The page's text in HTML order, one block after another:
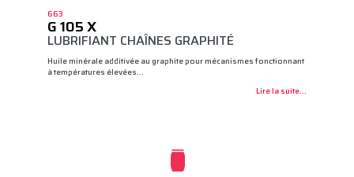
663
G 105 X
LUBRIFIANT CHAÎNES GRAPHITÉ
Huile minérale additivée au graphite pour mécanismes fonctionnant
à températures élevées…
Lire la suite...